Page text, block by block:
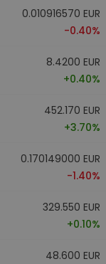
0.010916570 EUR
-0.40%
8.4200 EUR
+0.40%
452.170 EUR
+3.70%
0.170149000 EUR
-1.40%
329.550 EUR
+0.10%
48.600 EUR